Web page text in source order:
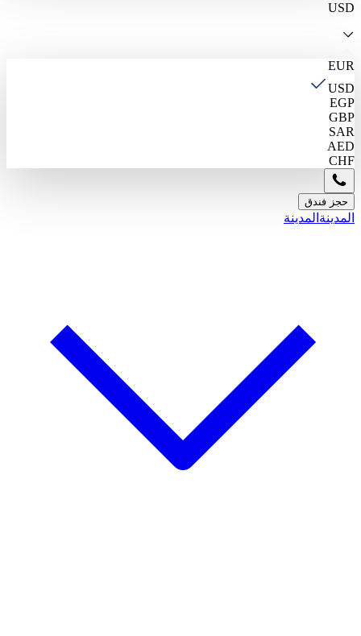
USD
EUR
USD
EGP
GBP
SAR
AED
CHF
حجز فندق
المدينة المدينة